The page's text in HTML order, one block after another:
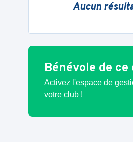
Aucun
Bénévole de ce
Activez l'espace de
votre club !